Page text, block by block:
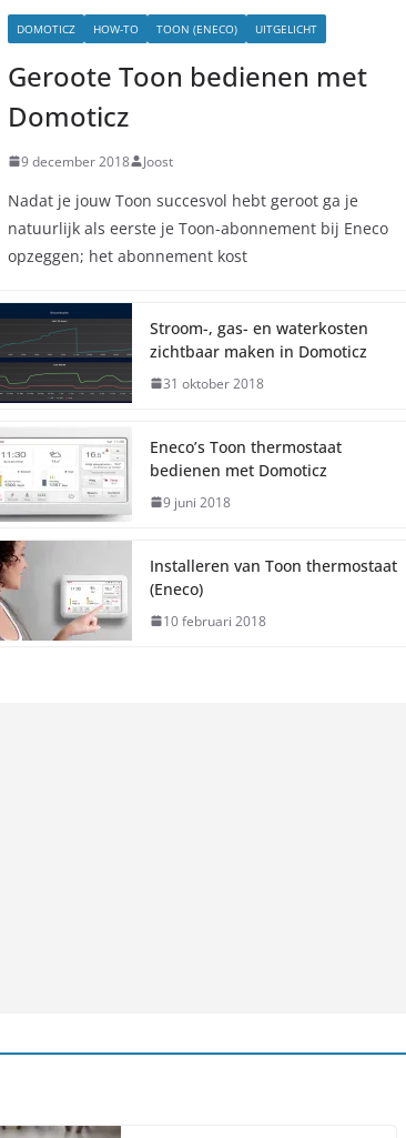
DOMOTICZ HOW-TO TOON (ENECO) UITGELICHT
Geroote Toon bedienen met
Domoticz
9 december 2018 Joost
Nadat je jouw Toon succesvol hebt geroot ga je
natuurlijk als eerste je Toon-abonnement bij Eneco
opzeggen; het abonnement kost
Stroom-, gas- en waterkosten
zichtbaar maken in Domoticz
31 oktober 2018
Eneco’s Toon thermostaat
bedienen met Domoticz
9 juni 2018
Installeren van Toon thermostaat
(Eneco)
10 februari 2018